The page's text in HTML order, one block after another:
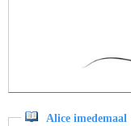
Alice imedemaal